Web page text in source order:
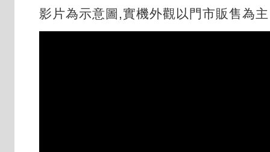
影片為示意圖,實機外觀以門市販售為